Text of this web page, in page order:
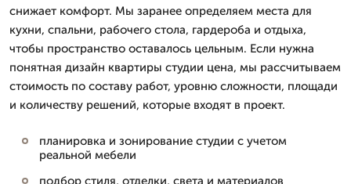
снижает комфорт. Мы заранее определяем места для
кухни, спальни, рабочего стола, гардероба и отдыха,
чтобы пространство оставалось цельным. Если нужна
понятная дизайн квартиры студии цена, мы рассчитываем
стоимость по составу работ, уровню сложности, площади
и количеству решений, которые входят в проект.
планировка и зонирование студии с учетом
реальной мебели
подбор стиля, отделки, света и материалов